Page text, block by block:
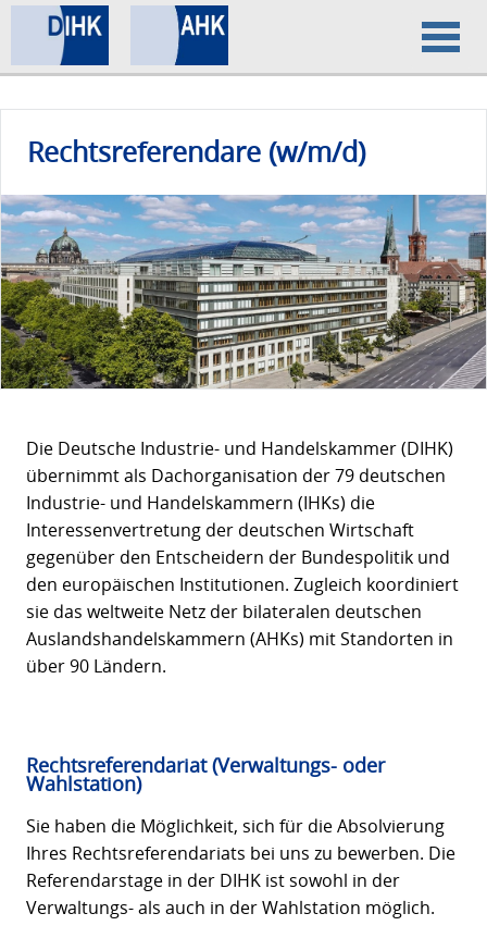
Datenschutz
Impressum
Rechtsreferendare (w/m/d)
Die Deutsche Industrie- und Handelskammer (DIHK)
übernimmt als Dachorganisation der 79 deutschen
Industrie- und Handelskammern (IHKs) die
Interessenvertretung der deutschen Wirtschaft
gegenüber den Entscheidern der Bundespolitik und
den europäischen Institutionen. Zugleich koordiniert
sie das weltweite Netz der bilateralen deutschen
Auslandshandelskammern (AHKs) mit Standorten in
über 90 Ländern.
Rechtsreferendariat (Verwaltungs- oder
Wahlstation)
Sie haben die Möglichkeit, sich für die Absolvierung
Ihres Rechtsreferendariats bei uns zu bewerben. Die
Referendarstage in der DIHK ist sowohl in der
Verwaltungs- als auch in der Wahlstation möglich.